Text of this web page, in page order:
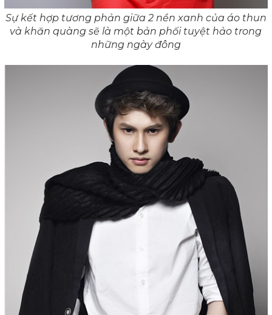
Sự kết hợp tương phản giữa 2 nền xanh của áo thun
và khăn quàng sẽ là một bản phối tuyệt hảo trong
những ngày đông